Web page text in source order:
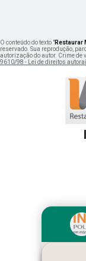
O conteúdo do texto "Restaurar
reservado. Sua reprodução,
autorização do autor. Crime de
9610/98 - Lei de direitos